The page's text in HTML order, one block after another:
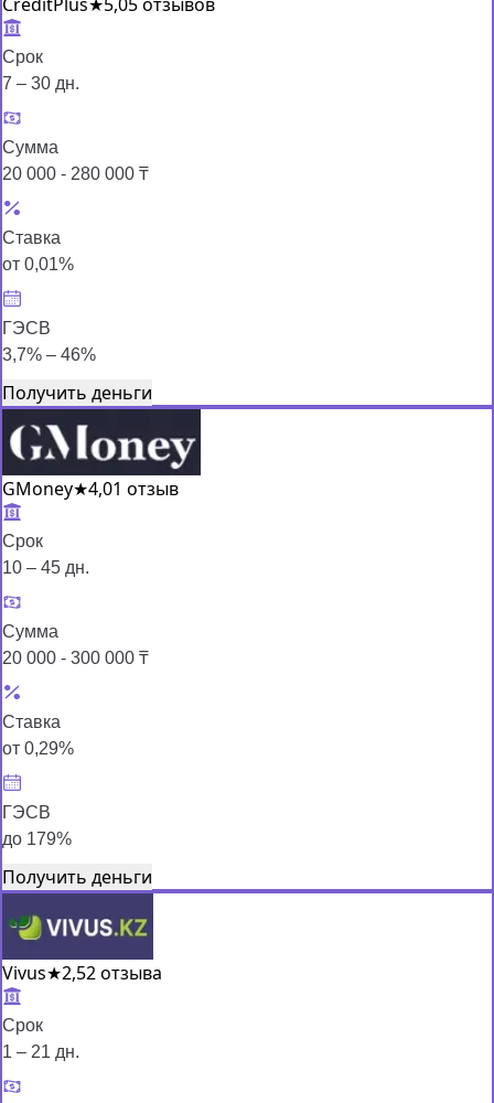
Срок
7 – 30 дн.
Сумма
20 000 - 280 000 ₸
Ставка
от 0,01%
ГЭСВ
3,7% – 46%
Получить деньги
GMoney★4,01 отзыв
Срок
10 – 45 дн.
Сумма
20 000 - 300 000 ₸
Ставка
от 0,29%
ГЭСВ
до 179%
Получить деньги
Vivus★2,52 отзыва
Срок
1 – 21 дн.